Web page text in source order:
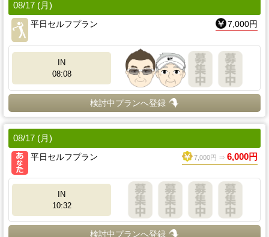
08/17 (月)
平日セルフプラン
7,000円
IN
08:08
検討中プランへ登録
08/17 (月)
平日セルフプラン
7,000円 ⇒ 6,000円
IN
10:32
検討中プランへ登録